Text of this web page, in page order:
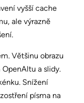
vyšší cache
ale výrazně
Většinu obrazu
a slidy.
Snížení
písma na